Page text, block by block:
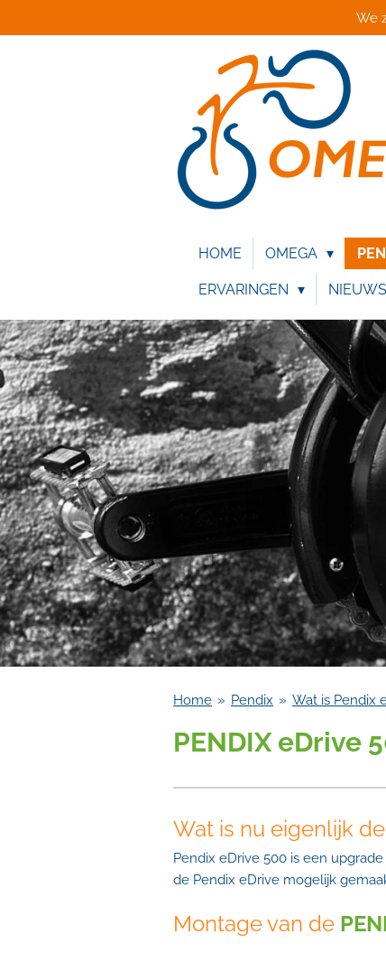
direct
We
HOME OMEGA
ERVARINGEN NIEUWS
Home » Pendix » Wat is Pendix
PENDIX eDrive
Wat is nu eigenlijk de
Pendix eDrive 500 is een
de Pendix eDrive mogelijk
Montage van de